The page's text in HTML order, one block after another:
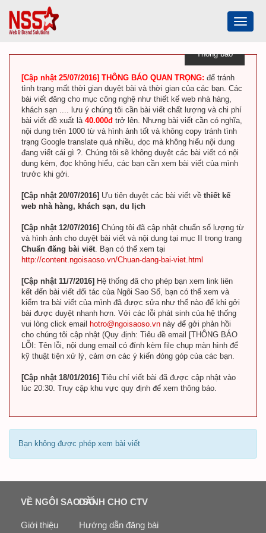
Toggle
Thông báo
[Cập nhật 25/07/2016] THÔNG BÁO QUAN TRỌNG: để tránh
tình trạng mất thời gian duyệt bài và thời gian của các bạn. Các
bài viết đăng cho mục công nghệ như thiết kế web nhà hàng,
khách sạn .... lưu ý chúng tôi cần bài viết chất lượng và chi phí
bài viết đề xuất là 40.000đ trở lên. Nhưng bài viết cần có nghĩa,
nội dung trên 1000 từ và hình ảnh tốt và không copy tránh tình
trạng Google translate quá nhiều, đọc mà không hiểu nội dung
đang viết cái gì ?. Chúng tôi sẽ không duyệt các bài viết có nội
dung kém, đọc không hiểu, các bạn cần xem bài viết của mình
trước khi gởi.
[Cập nhật 20/07/2016] Ưu tiên duyệt các bài viết về thiết kế
web nhà hàng, khách sạn, du lịch
[Cập nhật 12/07/2016] Chúng tôi đã cập nhật chuẩn số lượng từ
và hình ảnh cho duyệt bài viết và nội dung tại mục II trong trang
Chuẩn đăng bài viết. Bạn có thể xem tại
http://content.ngoisaoso.vn/Chuan-dang-bai-viet.html
[Cập nhật 11/7/2016] Hệ thống đã cho phép bạn xem link liên
kết đến bài viết đối tác của Ngôi Sao Số, bạn có thể xem và
kiểm tra bài viết của mình đã được sửa như thế nào để khi gởi
bài được duyệt nhanh hơn. Với các lỗi phát sinh của hệ thống
vui lòng click email
hotro@ngoisaoso.vn này để gởi phản hồi
cho chúng tôi cập nhật (Quy định: Tiêu đề email [THÔNG BÁO
LỖI: Tên lỗi, nội dung email có đính kèm file chụp màn hình để
kỹ thuật tiện xử lý, cảm ơn các ý kiến đóng góp của các bạn.
[Cập nhật 18/01/2016] Tiêu chí viết bài đã được cập nhật vào
lúc 20:30. Truy cập khu vực quy định để xem thông báo.
Bạn không được phép xem bài viết
VỀ NGÔI SAO SỐ
Giới thiệu
DÀNH CHO CTV
Hướng dẫn đăng bài